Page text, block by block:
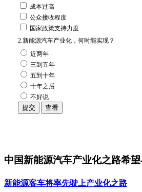
成本过高
公众接收程度
国家政策支持力度
2.新能源汽车产业化，何时能实现？
近两年
三到五年
五到十年
十年之后
不好说
中国新能源汽车产业化之路希
新能源客车将率先驶上产业化之路